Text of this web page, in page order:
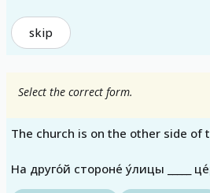
skip
Select the correct form.
The church is on the other side of
На друго́й стороне́ у́лицы _____